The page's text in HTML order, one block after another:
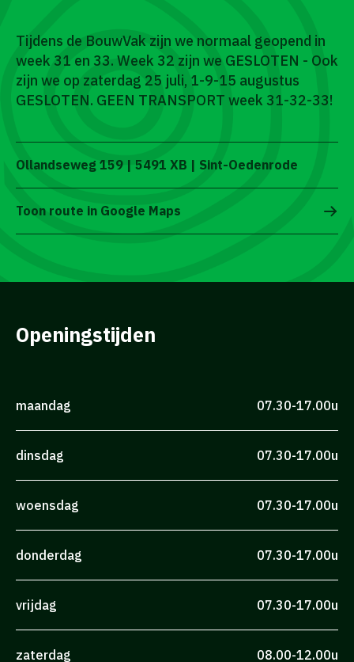
Tijdens de BouwVak zijn we normaal geopend in
week 31 en 33. Week 32 zijn we GESLOTEN - Ook
zijn we op zaterdag 25 juli, 1-9-15 augustus
GESLOTEN. GEEN TRANSPORT week 31-32-33!
Ollandseweg 159 | 5491 XB | Sint-Oedenrode
Toon route in Google Maps
Openingstijden
maandag 07.30-17.00u
dinsdag 07.30-17.00u
woensdag 07.30-17.00u
donderdag 07.30-17.00u
vrijdag 07.30-17.00u
zaterdag 08.00-12.00u